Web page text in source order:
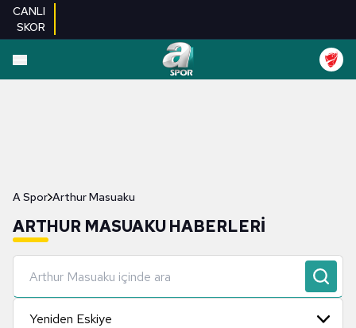
CANLI
SKOR
A Spor Arthur Masuaku
ARTHUR MASUAKU HABERLERI
Yeniden Eskiye